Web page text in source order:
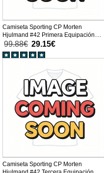
Camiseta Sporting CP Morten
Hjulmand #42 Primera Equipación
Replica 2025-26 mangas cortas
99.88€ 29.15€
Camiseta Sporting CP Morten